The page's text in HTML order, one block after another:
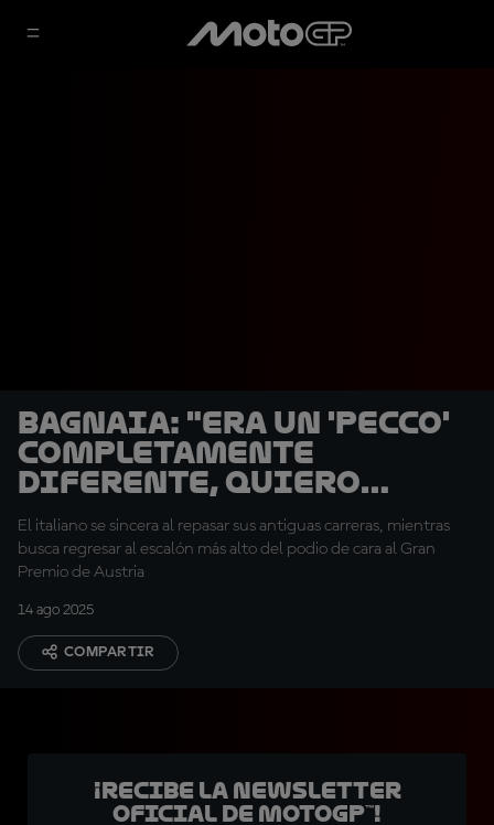
Bagnaia: "Era un 'Pecco'
completamente
diferente, quiero
cambiar eso"
El italiano se sincera al repasar sus antiguas carreras, mientras
busca regresar al escalón más alto del podio de cara al Gran
Premio de Austria
14 ago 2025
COMPARTIR
¡Recibe la Newsletter
oficial de MotoGP™!